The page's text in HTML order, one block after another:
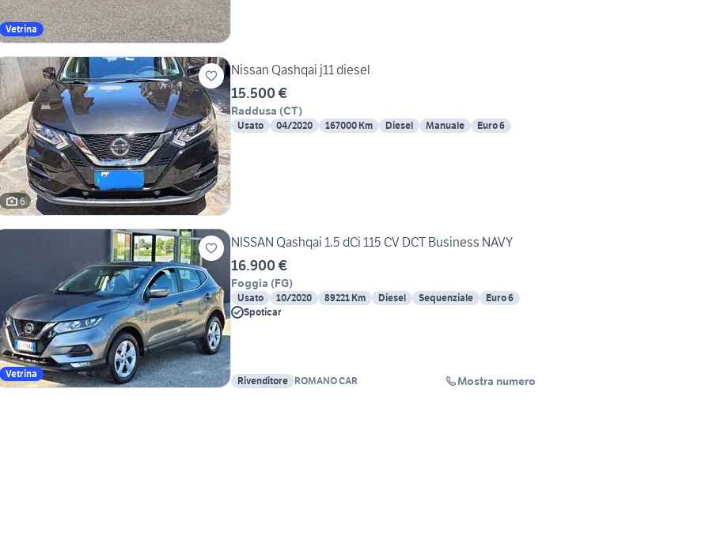
Vetrina
6
Nissan Qashqai j11 diesel
15.500 €
Raddusa (CT)
Usato 04/2020 167000 Km Diesel Manuale Euro 6
Vetrina
NISSAN Qashqai 1.5 dCi 115 CV DCT Business NAVY
16.900 €
Foggia (FG)
Usato 10/2020 89221 Km Diesel Sequenziale
Euro 6
Spoticar
Rivenditore ROMANO CAR Mostra numero